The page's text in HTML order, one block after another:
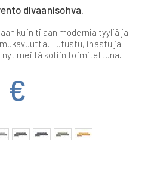
divaanisohva.
kuin tilaan modernia tyyliä ja
Tutustu, ihastu ja
nyt meiltä kotiin toimitettuna.
€